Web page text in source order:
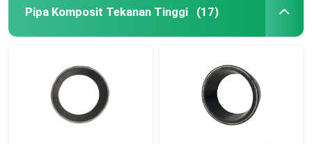
Pipa Komposit Tekanan Tinggi (17)